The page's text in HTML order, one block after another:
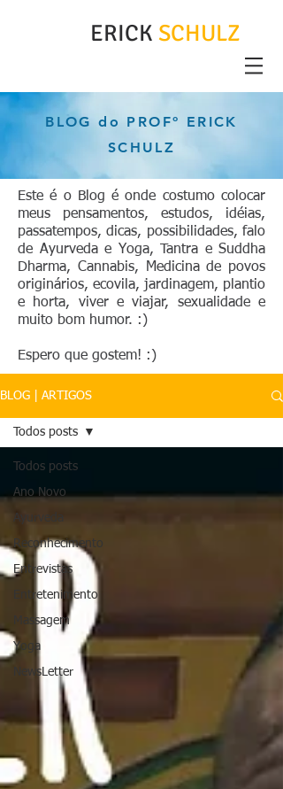
ERICK SCHULZ
BLOG do PROFº ERICK
SCHULZ
Este é o Blog é onde costumo colocar
meus pensamentos, estudos, idéias,
passatempos, dicas, possibilidades, falo
de Ayurveda e Yoga, Tantra e Suddha
Dharma, Cannabis, Medicina de povos
originários, ecovila, jardinagem, plantio
e horta, viver e viajar, sexualidade e
muito bom humor. :)
Espero que gostem! :)
BLOG | ARTIGOS
Todos posts
Ano Novo
Ayurveda
Reconhecimento
Entrevistas
Entretenimento
Massagem
Yoga
NewsLetter
Todos posts